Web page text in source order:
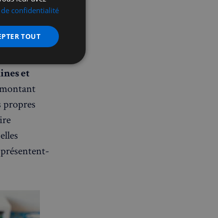
et
propres
confidentialité
TOUT
pour détecter
minimiser le